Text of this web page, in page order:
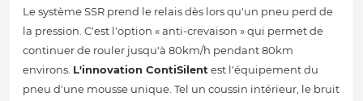
Le système SSR prend le relais dès lors qu'un pneu perd de
la pression. C'est l'option « anti-crevaison » qui permet de
continuer de rouler jusqu'à 80km/h pendant 80km
environs. L'innovation ContiSilentest l'équipement du
pneu d'une mousse unique. Tel un coussin intérieur, le bruit